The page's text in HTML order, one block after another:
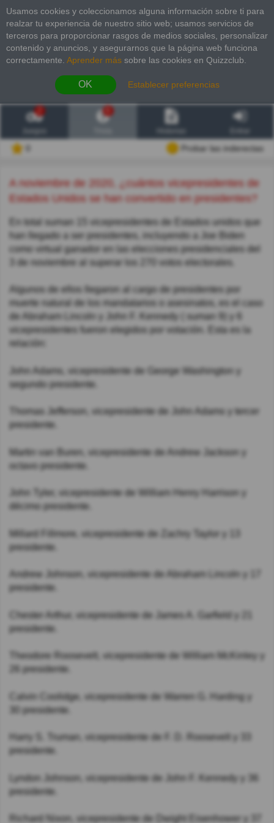
Usamos cookies y coleccionamos alguna información sobre ti para
realzar tu experiencia de nuestro sitio web; usamos servicios de
terceros para proporcionar rasgos de medios sociales, personalizar
contenido y anuncios, y asegurarnos que la página web funciona
correctamente. Aprender más sobre las cookies en Quizzclub.
OK Establecer preferencias
2
Probar las inderectas
A noviembre de 2020, ¿cuántos vicepresidentes de
Estados Unidos se han convertido en presidentes?
En total suman 15 vicepresidentes de Estados unidos que
han llegado a ser presidentes, incluyendo a Joe Biden
como virtual ganador en las elecciones presidenciales del
3 de noviembre al superar los 270 votos electorales.
Algunos de ellos llegaron al cargo de presidentes por
muerte natural de los mandatarios o asesinatos, es el caso
de Abraham Lincoln y John F. Kennedy ( suman 9) y 6
vicepresidentes fueron elegidos por votación. Esta es la
relación:
John Adams, vicepresidente de George Washington y
segundo presidente.
Thomas Jefferson, vicepresidente de John Adams y tercer
presidente.
Martin van Buren, vicepresidente de Andrew Jackson y
octavo presidente.
John Tyler, vicepresidente de William Henry Harrison y
décimo presidente.
Millard Fillmore, vicepresidente de Zachry Taylor y 13
presidente.
Andrew Johnson, vicepresidente de Abraham Lincoln y 17
presidente.
Chester Arthur, vicepresidente de James A. Garfield y 21
presidente.
Theodore Roosevelt, vicepresidente de William McKinley y
26 presidente.
Calvin Coolidge, vicepresidente de Warren G. Harding y
30 presidente.
Harry S. Truman, vicepresidente de F. D. Roosevelt y 33
presidente.
Lyndon Johnson, vicepresidente de John F. Kennedy y 36
presidente.
Richard Nixon, vicepresidente de Dwight Eisenhower y 37